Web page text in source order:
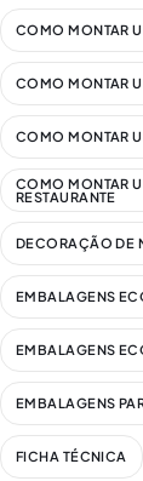
COMO MONTAR
COMO MONTAR
COMO MONTAR
COMO MONTAR
RESTAURANTE
DECORAÇÃO DE
EMBALAGENS
EMBALAGENS
EMBALAGENS
FICHA TÉCNICA